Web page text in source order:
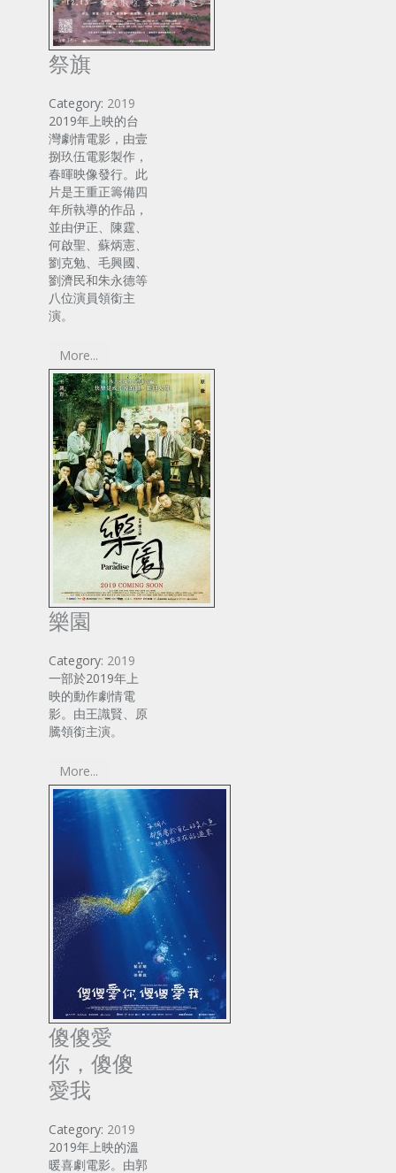
祭旗
Category: 2019
2019年上映的台
灣劇情電影，由壹
捌玖伍電影製作，
春暉映像發行。此
片是王重正籌備四
年所執導的作品，
並由伊正、陳霆、
何啟聖、蘇炳憲、
劉克勉、毛興國、
劉濟民和朱永德等
八位演員領銜主
演。
More...
樂園
Category: 2019
一部於2019年上
映的動作劇情電
影。由王識賢、原
騰領銜主演。
More...
傻傻愛
你，傻傻
愛我
Category: 2019
2019年上映的溫
暖喜劇電影。由郭